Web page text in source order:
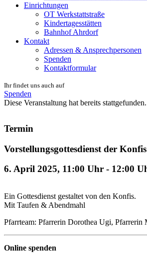
Einrichtungen
OT Werkstattstraße
Kindertagesstätten
Bahnhof Ahrdorf
Kontakt
Adressen & Ansprechpersonen
Spenden
Kontaktformular
Ihr findet uns auch auf
Spenden
Diese Veranstaltung hat bereits stattgefunden.
Termin
Vorstellungsgottesdienst der Konfis
6. April 2025, 11:00 Uhr - 12:00
Ein Gottesdienst gestaltet von den Konfis.
Mit Taufen & Abendmahl
Pfarrteam: Pfarrerin Dorothea Ugi,
Online spenden